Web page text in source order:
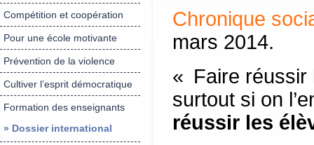
Compétition et coopération
Pour une école motivante
Prévention de la violence
Cultiver l’esprit démocratique
Formation des enseignants
» Dossier international
Chronique
mars 2014.
« Faire réussir
surtout si on
réussir les